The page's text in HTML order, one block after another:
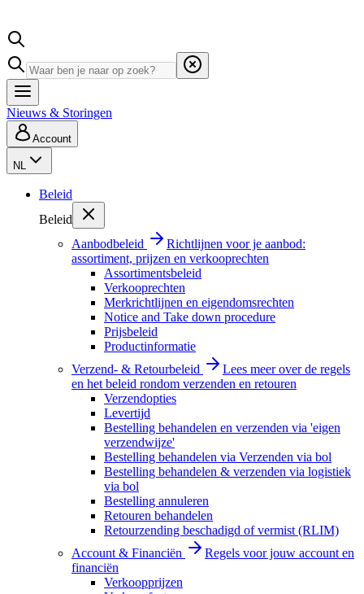
Nieuws & Storingen
Account
NL
Beleid
Beleid
Aanbodbeleid
Richtlijnen voor je aanbod:
assortiment, prijzen en verkooprechten
Assortimentsbeleid
Verkooprechten
Merkrichtlijnen en eigendomsrechten
Notice and Take down procedure
Prijsbeleid
Productinformatie
Verzend- & Retourbeleid
Lees meer over de regels
en het beleid rondom verzenden en retouren
Verzendopties
Levertijd
Bestelling behandelen en verzenden via 'eigen
verzendwijze'
Bestelling behandelen via Verzenden via bol
Bestelling behandelen & verzenden via logistiek
via bol
Bestelling annuleren
Retouren behandelen
Retourzending beschadigd of vermist (RLIM)
Account & Financiën
Regels voor jouw account en
financiën
Verkoopprijzen